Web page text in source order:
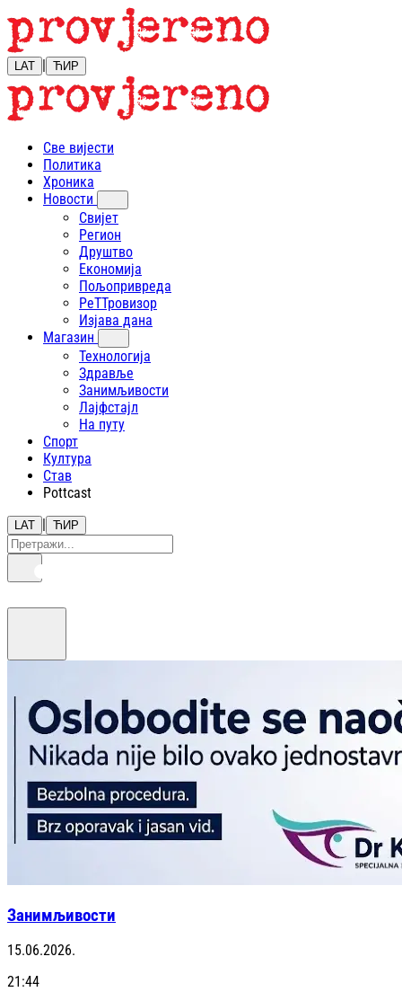
LAT | ЋИР
Све вијести
Политика
Хроника
Новости
Свијет
Регион
Друштво
Економија
Пољопривреда
РеТТровизор
Изјава дана
Магазин
Технологија
Здравље
Занимљивости
Лајфстajл
На путу
Спорт
Култура
Став
Pottcast
LAT | ЋИР
Занимљивости
15.06.2026.
21:44